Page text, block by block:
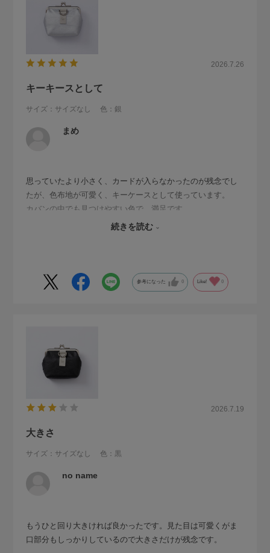
2026.7.26
キーキースとして
サイズ：サイズなし 色：銀
まめ
思っていたより小さく、カードが入らなかったのが残念でし
たが、色布地が可愛く、キーケースとして使っています。
カバンの中でも見つけやすい色で、満足です。
ストラップは入れる鞄によって、つけたりつけなかったりし
続きを読む
参考になった 0 Like! 0
2026.7.19
大きさ
サイズ：サイズなし 色：黒
no name
もうひと回り大きければ良かったです。見た目は可愛くがま
口部分もしっかりしているので大きさだけが残念です。